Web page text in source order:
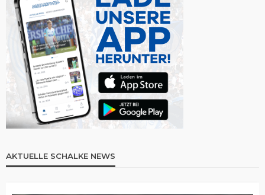
AKTUELLE SCHALKE NEWS